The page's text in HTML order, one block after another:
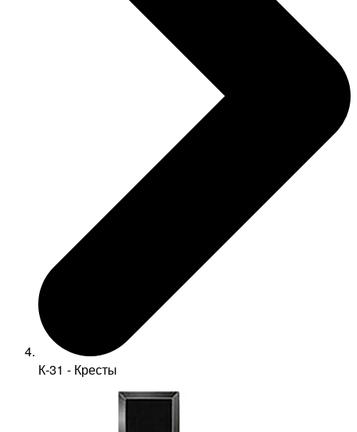
К-31 - Кресты